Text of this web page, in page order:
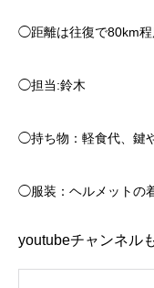
◯距離は往復で80km程
◯担当:鈴木
◯持ち物：軽食代、鍵
◯服装：ヘルメットの
youtubeチャンネル